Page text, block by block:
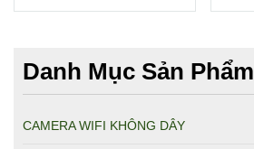
Danh Mục Sản Phẩm
CAMERA WIFI KHÔNG DÂY